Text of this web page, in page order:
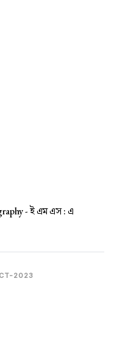
-ই এম এস : এ
2023